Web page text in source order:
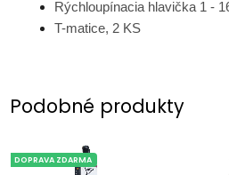
Rýchloupínacia hlavička 1 -
T-matice, 2 KS
Podobné produkty
DOPRAVA ZDARMA